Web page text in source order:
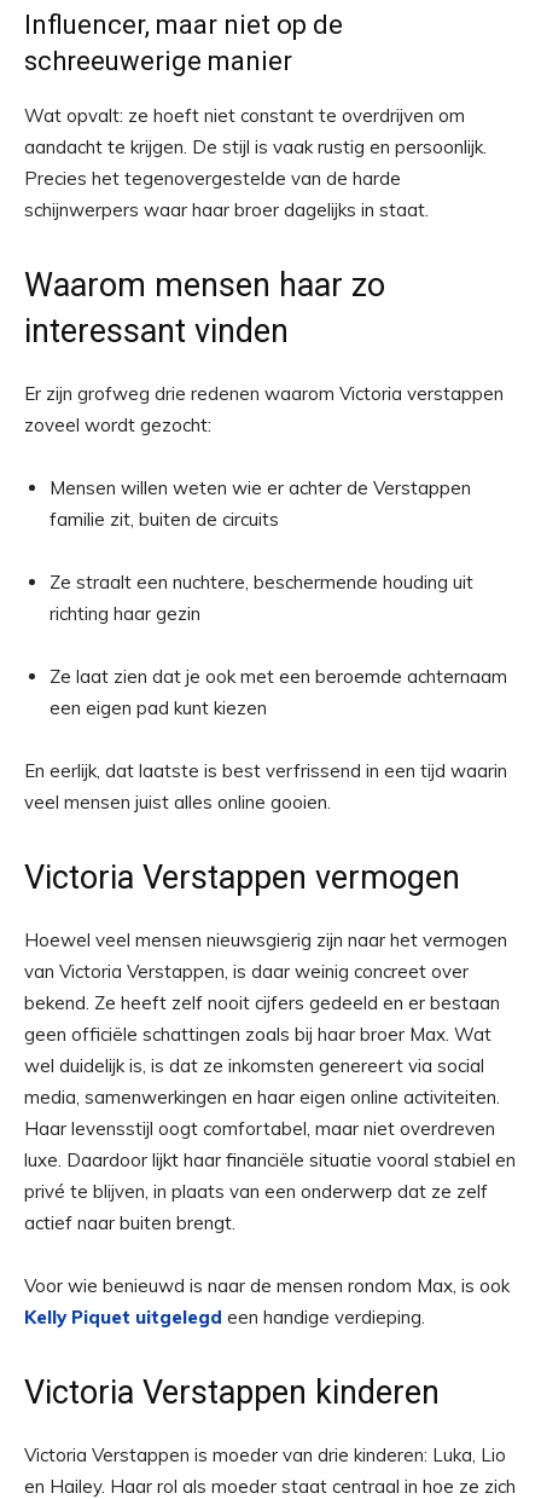
Influencer, maar niet op de
schreeuwerige manier
Wat opvalt: ze hoeft niet constant te overdrijven om
aandacht te krijgen. De stijl is vaak rustig en persoonlijk.
Precies het tegenovergestelde van de harde
schijnwerpers waar haar broer dagelijks in staat.
Waarom mensen haar zo
interessant vinden
Er zijn grofweg drie redenen waarom Victoria verstappen
zoveel wordt gezocht:
Mensen willen weten wie er achter de Verstappen
familie zit, buiten de circuits
Ze straalt een nuchtere, beschermende houding uit
richting haar gezin
Ze laat zien dat je ook met een beroemde achternaam
een eigen pad kunt kiezen
En eerlijk, dat laatste is best verfrissend in een tijd waarin
veel mensen juist alles online gooien.
Victoria Verstappen vermogen
Hoewel veel mensen nieuwsgierig zijn naar het vermogen
van Victoria Verstappen, is daar weinig concreet over
bekend. Ze heeft zelf nooit cijfers gedeeld en er bestaan
geen officiële schattingen zoals bij haar broer Max. Wat
wel duidelijk is, is dat ze inkomsten genereert via social
media, samenwerkingen en haar eigen online activiteiten.
Haar levensstijl oogt comfortabel, maar niet overdreven
luxe. Daardoor lijkt haar financiële situatie vooral stabiel en
privé te blijven, in plaats van een onderwerp dat ze zelf
actief naar buiten brengt.
Voor wie benieuwd is naar de mensen rondom Max, is ook
Kelly Piquet uitgelegd een handige verdieping.
Victoria Verstappen kinderen
Victoria Verstappen is moeder van drie kinderen: Luka, Lio
en Hailey. Haar rol als moeder staat centraal in hoe ze zich